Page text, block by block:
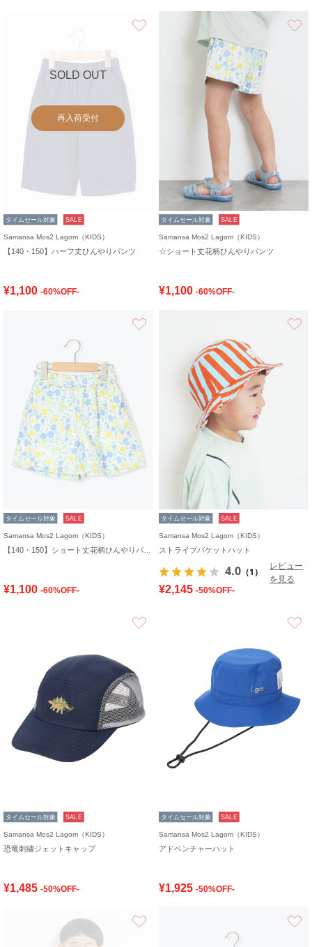
SOLD OUT
再入荷受付
タイムセール対象 SALE
Samansa Mos2 Lagom（KIDS）
【140・150】ハーフ丈ひんやりパンツ
¥1,100 -60%OFF-
タイムセール対象 SALE
Samansa Mos2 Lagom（KIDS）
☆ショート丈花柄ひんやりパンツ
¥1,100 -60%OFF-
タイムセール対象 SALE
Samansa Mos2 Lagom（KIDS）
¥1,100 -60%OFF-
タイムセール対象 SALE
Samansa Mos2 Lagom（KIDS）
ストライプバケットハット
4.0 （1）
レビュー
を見る
¥2,145 -50%OFF-
タイムセール対象 SALE
Samansa Mos2 Lagom（KIDS）
恐竜刺繍ジェットキャップ
¥1,485 -50%OFF-
タイムセール対象 SALE
Samansa Mos2 Lagom（KIDS）
アドベンチャーハット
¥1,925 -50%OFF-